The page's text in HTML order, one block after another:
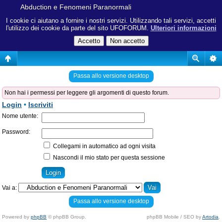
I cookie ci aiutano a fornire i nostri servizi. Utilizzando tali servizi, accetti
l'utilizzo dei cookie da parte del sito UFOFORUM. Ulteriori informazioni
Abduction e Fenomeni Paranormali
Passa allo versione desktop
Non hai i permessi per leggere gli argomenti di questo forum.
Login • Iscriviti
Nome utente:
Password:
Collegami in automatico ad ogni visita
Nascondi il mio stato per questa sessione
Vai a:
Passa allo versione desktop
Powered by phpBB © phpBB Group. phpBB Mobile / SEO byArtodia